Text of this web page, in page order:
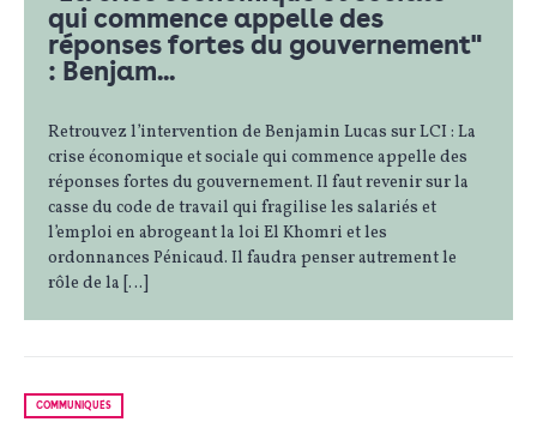
qui commence appelle des
réponses fortes du gouvernement"
: Benjam...
Retrouvez l’intervention de Benjamin Lucas sur LCI : La
crise économique et sociale qui commence appelle des
réponses fortes du gouvernement. Il faut revenir sur la
casse du code de travail qui fragilise les salariés et
l’emploi en abrogeant la loi El Khomri et les
ordonnances Pénicaud. Il faudra penser autrement le
rôle de la […]
COMMUNIQUÉS